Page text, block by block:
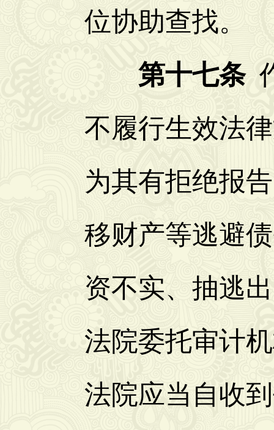
位协助查找。
第十七条
不履行生效法
为其有拒绝报
移财产等逃避
资不实、抽逃
法院委托审计
法院应当自收